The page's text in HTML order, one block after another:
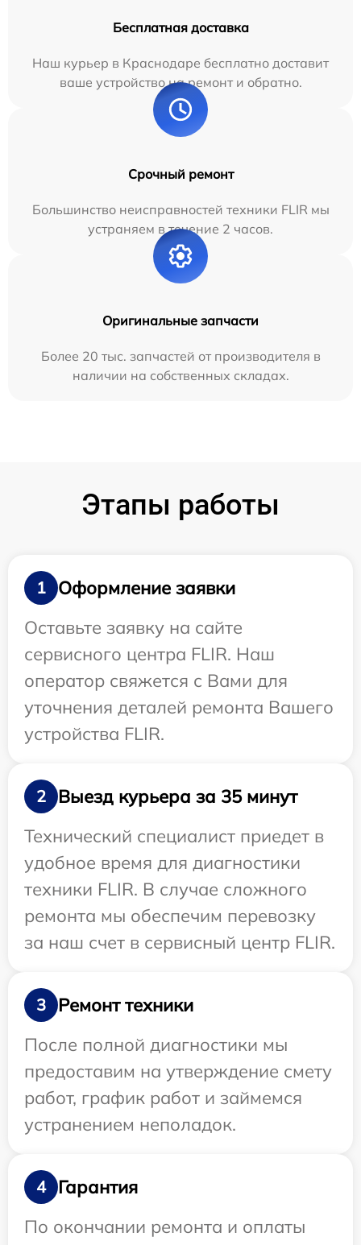
Бесплатная доставка
Наш курьер в Краснодаре бесплатно доставит
ваше устройство на ремонт и обратно.
Срочный ремонт
Большинство неисправностей техники FLIR мы
устраняем в течение 2 часов.
Оригинальные запчасти
Более 20 тыс. запчастей от производителя в
наличии на собственных складах.
Этапы работы
1
Оформление заявки
Оставьте заявку на сайте
сервисного центра FLIR. Наш
оператор свяжется с Вами для
уточнения деталей ремонта Вашего
устройства FLIR.
2
Выезд курьера за 35 минут
Технический специалист приедет в
удобное время для диагностики
техники FLIR. В случае сложного
ремонта мы обеспечим перевозку
за наш счет в сервисный центр FLIR.
3
Ремонт техники
После полной диагностики мы
предоставим на утверждение смету
работ, график работ и займемся
устранением неполадок.
4
Гарантия
По окончании ремонта и оплаты